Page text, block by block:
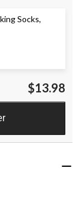
Socks,
$13.98